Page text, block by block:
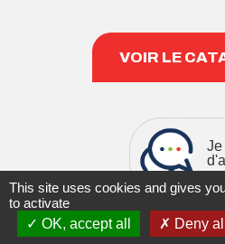
VOIR LE
MENTIONS LÉGALES & RGPD PLAN DU SITE
Copyright 2021STIVENT INDUSTRIE
Je
This site uses cookies and gives
to activate
OK, accept all
Deny